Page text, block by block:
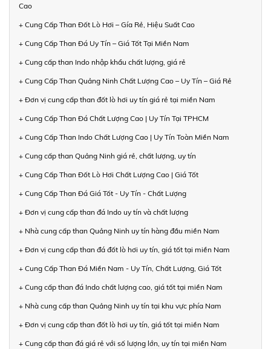
Cao
+ Cung Cấp Than Đốt Lò Hơi – Gía Rẻ, Hiệu Suất Cao
+ Cung Cấp Than Đá Uy Tín – Giá Tốt Tại Miền Nam
+ Cung cấp than Indo nhập khẩu chất lượng, giá rẻ
+ Cung Cấp Than Quảng Ninh Chất Lượng Cao – Uy Tín – Giá Rẻ
+ Đơn vị cung cấp than đốt lò hơi uy tín giá rẻ tại miền Nam
+ Cung Cấp Than Đá Chất Lượng Cao | Uy Tín Tại TPHCM
+ Cung Cấp Than Indo Chất Lượng Cao | Uy Tín Toàn Miền Nam
+ Cung cấp than Quảng Ninh giá rẻ, chất lượng, uy tín
+ Cung Cấp Than Đốt Lò Hơi Chất Lượng Cao | Giá Tốt
+ Cung Cấp Than Đá Giá Tốt - Uy Tín - Chất Lượng
+ Đơn vị cung cấp than đá Indo uy tín và chất lượng
+ Nhà cung cấp than Quảng Ninh uy tín hàng đầu miền Nam
+ Đơn vị cung cấp than đá đốt lò hơi uy tín, giá tốt tại miền Nam
+ Cung Cấp Than Đá Miền Nam - Uy Tín, Chất Lượng, Giá Tốt
+ Cung cấp than đá Indo chất lượng cao, giá tốt tại miền Nam
+ Nhà cung cấp than Quảng Ninh uy tín tại khu vực phía Nam
+ Đơn vị cung cấp than đốt lò hơi uy tín, giá tốt tại miền Nam
+ Cung cấp than đá giá rẻ với số lượng lớn, uy tín tại miền Nam